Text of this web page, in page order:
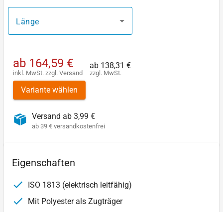
Länge
ab 164,59 €
inkl. MwSt. zzgl. Versand
ab 138,31 €
zzgl. MwSt.
Variante wählen
Versand ab 3,99 €
ab 39 € versandkostenfrei
Eigenschaften
ISO 1813 (elektrisch leitfähig)
Mit Polyester als Zugträger